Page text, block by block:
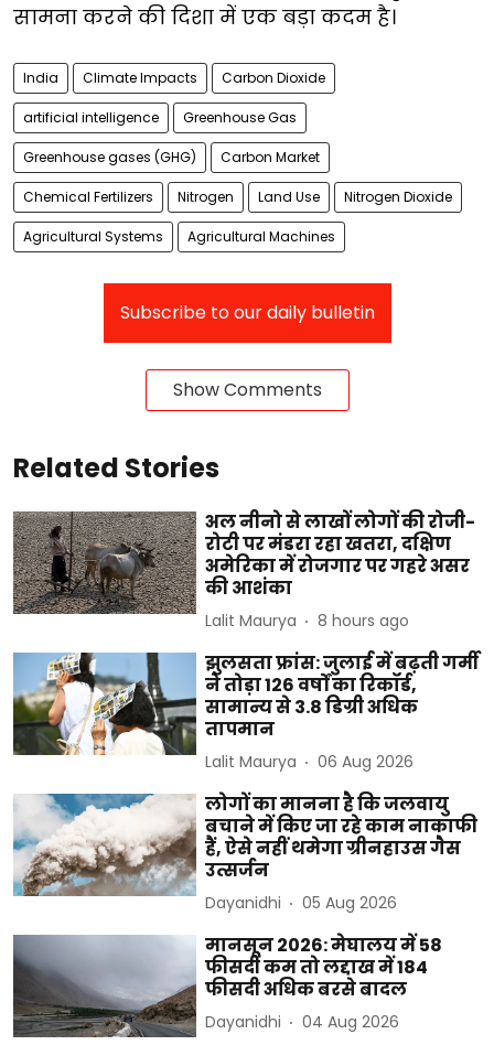
सामना करने की दिशा में एक बड़ा कदम है।
India Climate Impacts Carbon Dioxide
artificial intelligence Greenhouse Gas
Greenhouse gases (GHG) Carbon Market
Chemical Fertilizers Nitrogen Land Use Nitrogen Dioxide
Agricultural Systems Agricultural Machines
Subscribe to our daily bulletin
Show Comments
Related Stories
अल नीनो से लाखों लोगों की रोजी-
रोटी पर मंडरा रहा खतरा, दक्षिण
अमेरिका में रोजगार पर गहरे असर
की आशंका
Lalit Maurya 8 hours ago
झुलसता फ्रांस: जुलाई में बढ़ती गर्मी
ने तोड़ा 126 वर्षों का रिकॉर्ड,
सामान्य से 3.8 डिग्री अधिक
तापमान
Lalit Maurya 06 Aug 2026
लोगों का मानना है कि जलवायु
बचाने में किए जा रहे काम नाकाफी
हैं, ऐसे नहीं थमेगा ग्रीनहाउस गैस
उत्सर्जन
Dayanidhi 05 Aug 2026
मानसून 2026: मेघालय में 58
फीसदी कम तो लद्दाख में 184
फीसदी अधिक बरसे बादल
Dayanidhi 04 Aug 2026